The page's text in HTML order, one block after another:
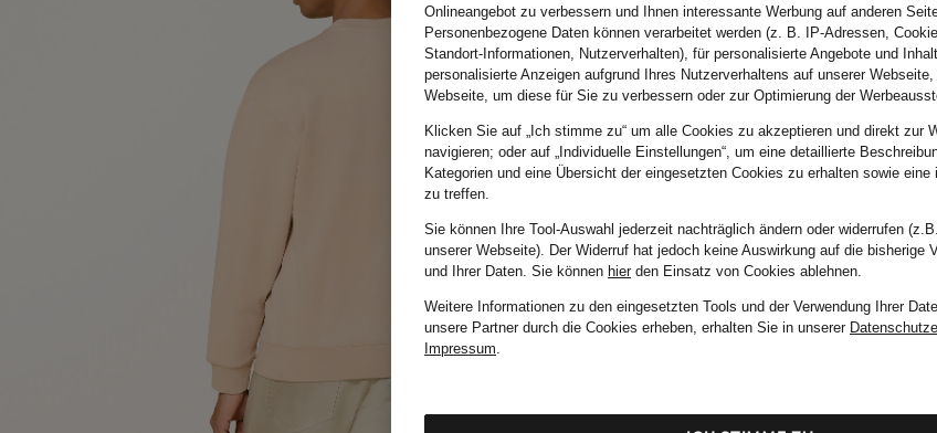
Onlineangebot zu verbessern und Ihnen interessante Werbung auf anderen
Personenbezogene Daten können verarbeitet werden (z. B. IP-Adressen,
Standort-Informationen, Nutzerverhalten), für personalisierte Angebote und
personalisierte Anzeigen aufgrund Ihres Nutzerverhaltens auf unserer
Webseite, um diese für Sie zu verbessern oder zur Optimierung der
Klicken Sie auf „Ich stimme zu“ um alle Cookies zu akzeptieren und direkt zur
navigieren; oder auf „Individuelle Einstellungen“, um eine detaillierte
Kategorien und eine Übersicht der eingesetzten Cookies zu erhalten sowie eine
zu treffen.
Sie können Ihre Tool-Auswahl jederzeit nachträglich ändern oder widerrufen
unserer Webseite). Der Widerruf hat jedoch keine Auswirkung auf die bisherige
und Ihrer Daten. Sie können hierden Einsatz von Cookies ablehnen.
Weitere Informationen zu den eingesetzten Tools und der Verwendung Ihrer
unsere Partner durch die Cookies erheben, erhalten Sie in unserer
Impressum.